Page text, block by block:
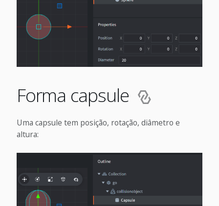
Forma capsule
Uma capsule tem posição, rotação, diâmetro e
altura: